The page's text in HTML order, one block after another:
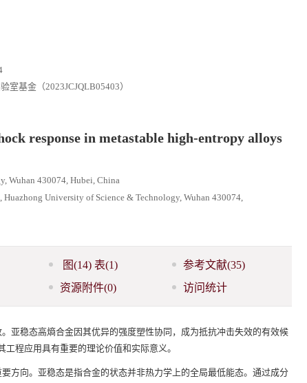
基金（2023JCJQLB05403）
response in metastable high-entropy alloys
Wuhan 430074, Hubei, China
University of Science & Technology, Wuhan 430074,
图(14) 表(1) 参考文献(35)
资源附件(0) 访问统计
亚稳态高熵合金因其优异的强度塑性协同，成为抵抗冲击失效的有效候
程应用具有重要的理论价值和实际意义。
方向。亚稳态是指合金的状态并非热力学上的全局最低能态。通过成分